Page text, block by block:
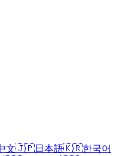
文🇯🇵日本語🇰🇷한국어